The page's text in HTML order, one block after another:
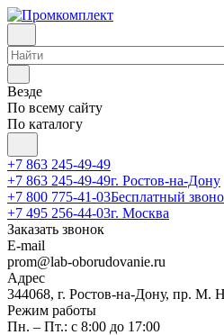
Везде
По всему сайту
По каталогу
+7 863 245-49-49
+7 863 245-49-49г. Ростов-на-Дону
+7 800 775-41-03Бесплатный
+7 495 256-44-03г. Москва
Заказать звонок
E-mail
prom@lab-oborudovanie.ru
Адрес
344068, г. Ростов-на-Дону, пр. М.
Режим работы
Пн. – Пт.: с 8:00 до 17:00